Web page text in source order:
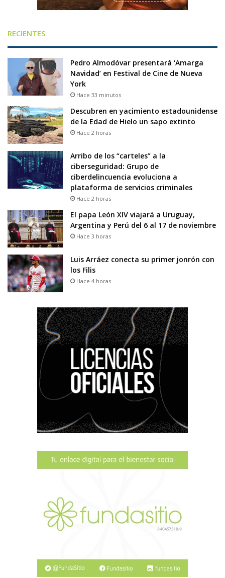
RECIENTES
Pedro Almodóvar presentará ‘Amarga
Navidad’ en Festival de Cine de Nueva
York
Hace 33 minutos
Descubren en yacimiento estadounidense
de la Edad de Hielo un sapo extinto
Hace 2 horas
Arribo de los “carteles” a la
ciberseguridad: Grupo de
ciberdelincuencia evoluciona a
plataforma de servicios criminales
Hace 2 horas
El papa León XIV viajará a Uruguay,
Argentina y Perú del 6 al 17 de noviembre
Hace 3 horas
Luis Arráez conecta su primer jonrón con
los Filis
Hace 4 horas